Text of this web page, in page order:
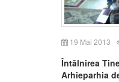
19 Mai 2013
Întâlnirea
Arhieparhia